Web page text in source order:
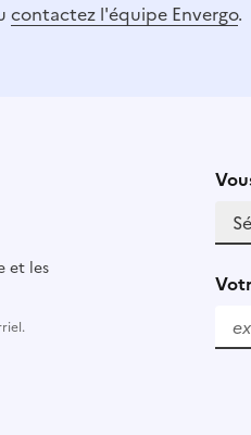
contactez l'équipe Envergo.
et les